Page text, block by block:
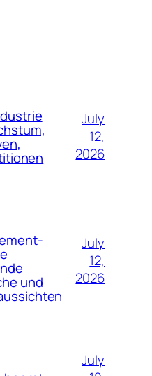
July
12,
2026
und
July
12,
2026
July